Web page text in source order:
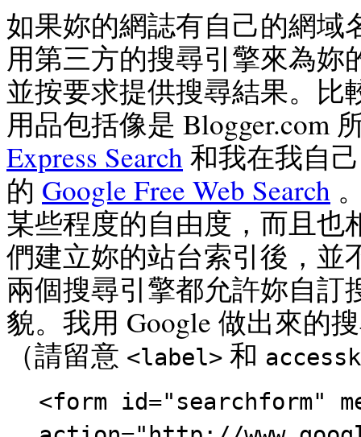
如果妳的網誌有自己的網域
用第三方的搜尋引擎來為妳
並按要求提供搜尋結果。比
用品包括像是 Blogger.com
Express Search 和我在我自
的 Google Free Web Search
某些程度的自由度，而且也
們建立妳的站台索引後，並
兩個搜尋引擎都允許妳自訂
貌。我用 Google 做出來的
（請留意 <label> 和
<form id="searchform"